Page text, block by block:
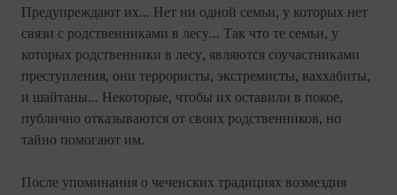
Предупреждают их... Нет ни одной семьи, у которых нет
связи с родственниками в лесу... Так что те семьи, у
которых родственники в лесу, являются соучастниками
преступления, они террористы, экстремисты, ваххабиты,
и шайтаны... Некоторые, чтобы их оставили в покое,
публично отказываются от своих родственников, но
тайно помогают им.
После упоминания о чеченских традициях возмездия